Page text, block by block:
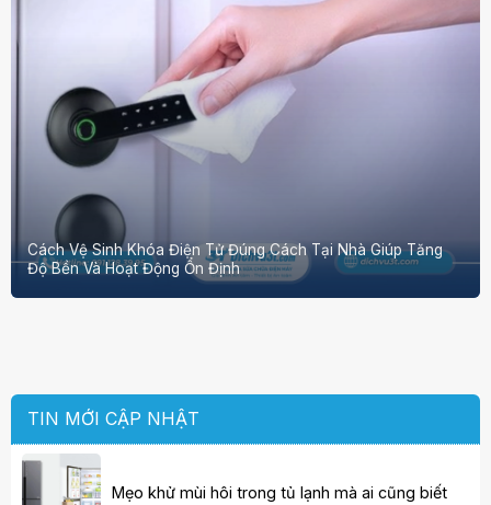
Cách Vệ Sinh Khóa Điện Tử Đúng Cách Tại Nhà Giúp Tăng
Độ Bền Và Hoạt Động Ổn Định
TIN MỚI CẬP NHẬT
Mẹo khử mùi hôi trong tủ lạnh mà ai cũng biết